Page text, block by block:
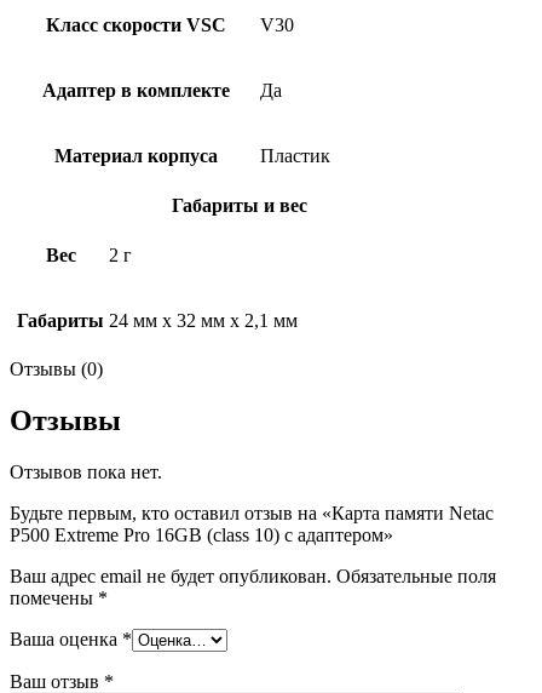
Класс скорости VSC V30
Адаптер в комплекте Да
Материал корпуса Пластик
Габариты и вес
Вес 2 г
Габариты 24 мм x 32 мм x 2,1 мм
Отзывы (0)
Отзывы
Отзывов пока нет.
Будьте первым, кто оставил отзыв на «Карта памяти Netac
P500 Extreme Pro 16GB (class 10) с адаптером»
Ваш адрес email не будет опубликован. Обязательные поля
помечены *
Ваша оценка *
Ваш отзыв *